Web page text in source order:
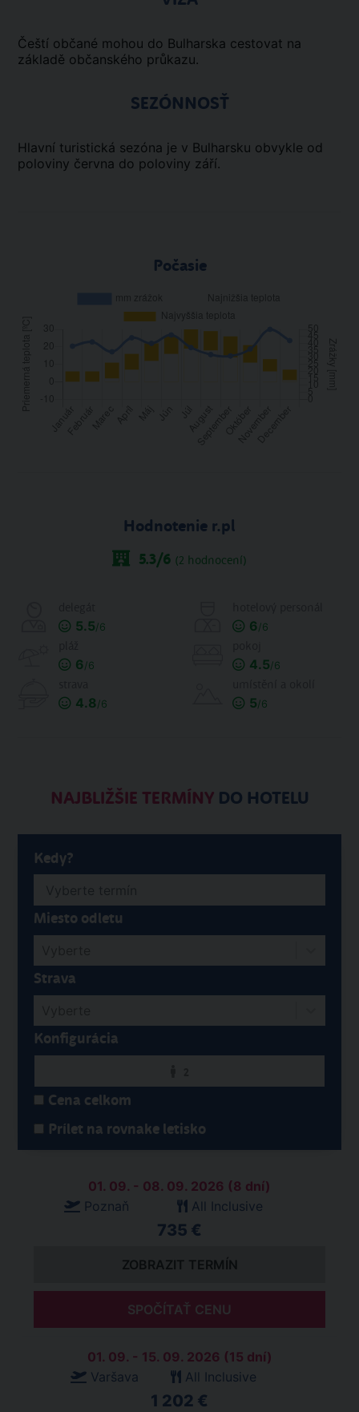
Čeští občané mohou do Bulharska cestovat na
základě občanského průkazu.
SEZÓNNOSŤ
Hlavní turistická sezóna je v Bulharsku obvykle od
poloviny června do poloviny září.
Počasie
Hodnotenie r.pl
5.3/6 (2 hodnocení)
5.5/6 6/6
6/6 4.5/6
4.8/6 5/6
NAJBLIŽŠIE TERMÍNYDO HOTELU
Kedy?
Miesto odletu
Strava
Konfigurácia
Cena celkom
Prílet na rovnake letisko
01. 09. - 08. 09. 2026 (8 dní)
Poznaň
All Inclusive
735 €
ZOBRAZIT TERMÍN
SPOČÍTAŤ CENU
01. 09. - 15. 09. 2026 (15 dní)
Varšava
All Inclusive
1 202 €